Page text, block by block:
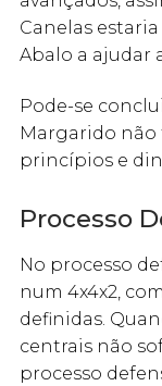
Canelas
Abalo a ajudar
Pode-se
Margarido não
princípios e
Processo
No processo
num 4x4x2,
definidas.
centrais não
processo